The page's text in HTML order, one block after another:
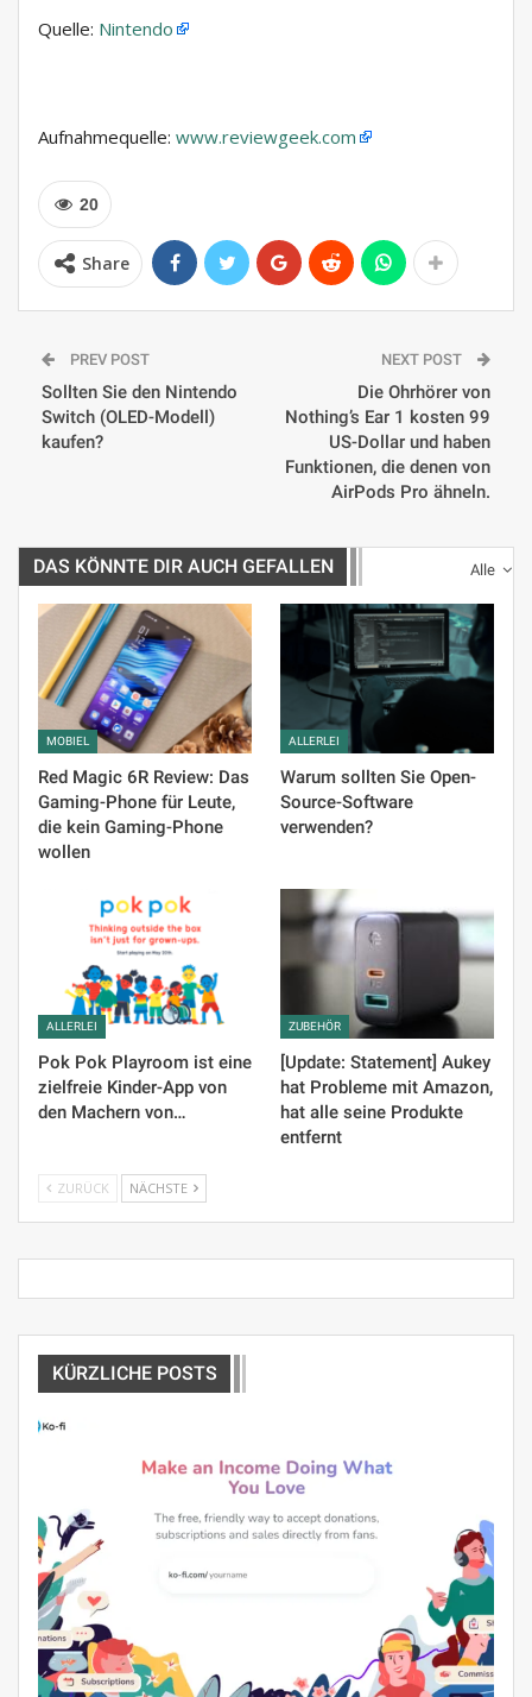
Quelle: Nintendo
Aufnahmequelle: www.reviewgeek.com
20
Share
PREV POST
Sollten Sie den Nintendo
Switch (OLED-Modell)
kaufen?
NEXT POST
Die Ohrhörer von
Nothing’s Ear 1 kosten 99
US-Dollar und haben
Funktionen, die denen von
AirPods Pro ähneln.
Alle
DAS KÖNNTE DIR AUCH GEFALLEN
MOBIEL
Red Magic 6R Review: Das
Gaming-Phone für Leute,
die kein Gaming-Phone
wollen
ALLERLEI
Warum sollten Sie Open-
Source-Software
verwenden?
ALLERLEI
Pok Pok Playroom ist eine
zielfreie Kinder-App von
den Machern von…
ZUBEHÖR
[Update: Statement] Aukey
hat Probleme mit Amazon,
hat alle seine Produkte
entfernt
ZURÜCK NÄCHSTE
KÜRZLICHE POSTS